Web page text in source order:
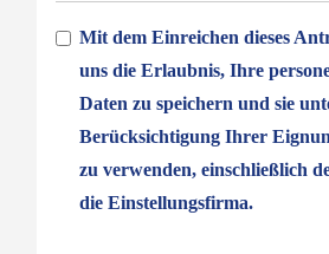
Mit dem Einreichen dieses
uns die Erlaubnis, Ihre
Daten zu speichern und sie
Berücksichtigung Ihrer
zu verwenden, einschließlich
die Einstellungsfirma.